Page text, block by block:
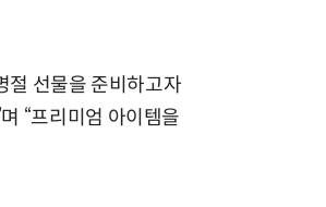
절 선물을 준비하고자
“프리미엄 아이템을